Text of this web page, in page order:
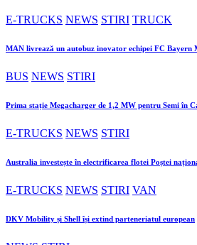
E-TRUCKS NEWS STIRI TRUCK
MAN livrează un autobuz inovator echipei FC Bayern
BUS NEWS STIRI
Prima stație Megacharger de 1,2 MW pentru Semi în
E-TRUCKS NEWS STIRI
Australia investește în electrificarea flotei Poștei
E-TRUCKS NEWS STIRI VAN
DKV Mobility și Shell își extind parteneriatul european